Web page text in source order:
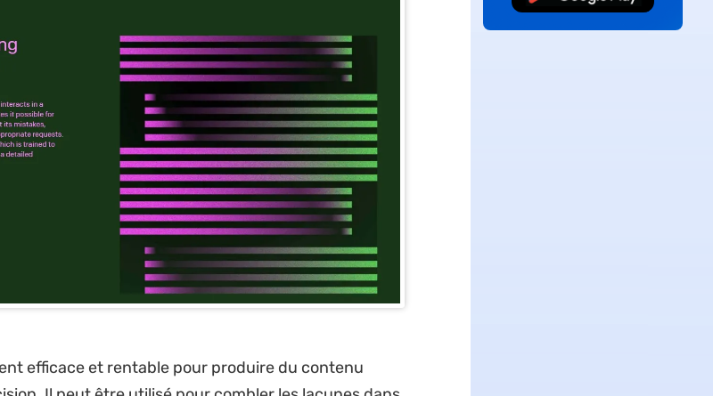
efficace et rentable pour produire du contenu